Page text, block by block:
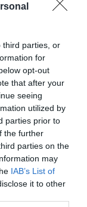
third parties, or
for
opt-out
that after your
seeing
utilized by
parties prior to
the further
parties on the
may
IAB’s List of
it to other
αν το
νερό θα
χρήματά
απλά, να
τηζωήμας.
δεν μας
κτίριο